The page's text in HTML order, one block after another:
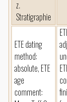
z.
Stratigraphie
ETE dating
method:
absolute, ETE
age
comment: